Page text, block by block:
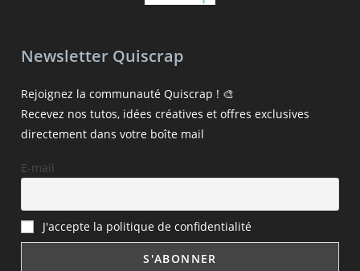
Newsletter Quiscrap
Rejoignez la communauté Quiscrap ! 🎨
Recevez nos tutos, idées créatives et offres exclusives
directement dans votre boîte mail
E-mail
J'accepte la politique de confidentialité